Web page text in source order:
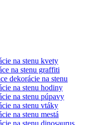
na stenu kvety
na stenu graffiti
dekorácie na stenu
na stenu hodiny
na stenu púpavy
na stenu vtáky
na stenu mestá
na stenu dinosaurus